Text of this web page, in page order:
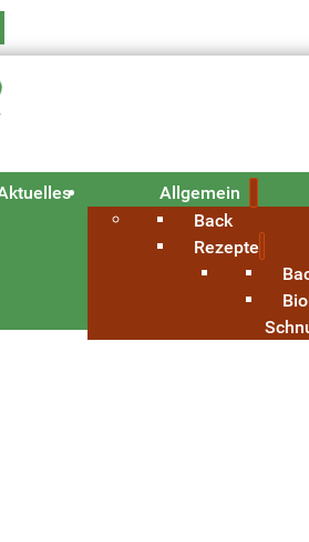
Allgemein
Back
Rezepte